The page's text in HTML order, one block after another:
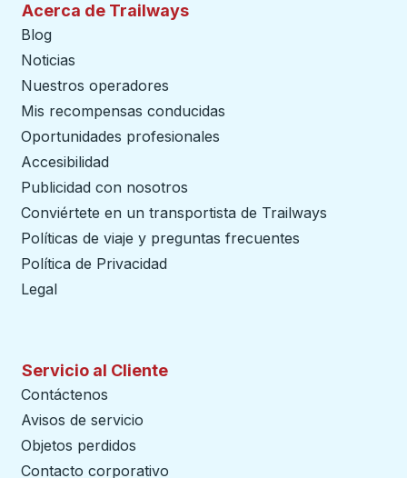
Acerca de Trailways
Blog
Noticias
Nuestros operadores
Mis recompensas conducidas
Oportunidades profesionales
Accesibilidad
Publicidad con nosotros
Conviértete en un transportista de Trailways
Políticas de viaje y preguntas frecuentes
Política de Privacidad
Legal
Servicio al Cliente
Contáctenos
Avisos de servicio
Objetos perdidos
Contacto corporativo